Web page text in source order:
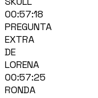
00:57:18
PREGUNTA
EXTRA
DE
LORENA
00:57:25
RONDA